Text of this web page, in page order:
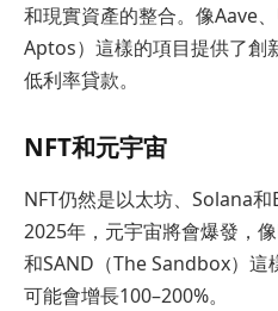
和現實資產的整合。像Aave
Aptos）這樣的項目提供了創
低利率貸款。
NFT和元宇宙
NFT仍然是以太坊、Solana
2025年，元宇宙將會爆發，
和SAND（The Sandbox）這
可能會增長100–200%。